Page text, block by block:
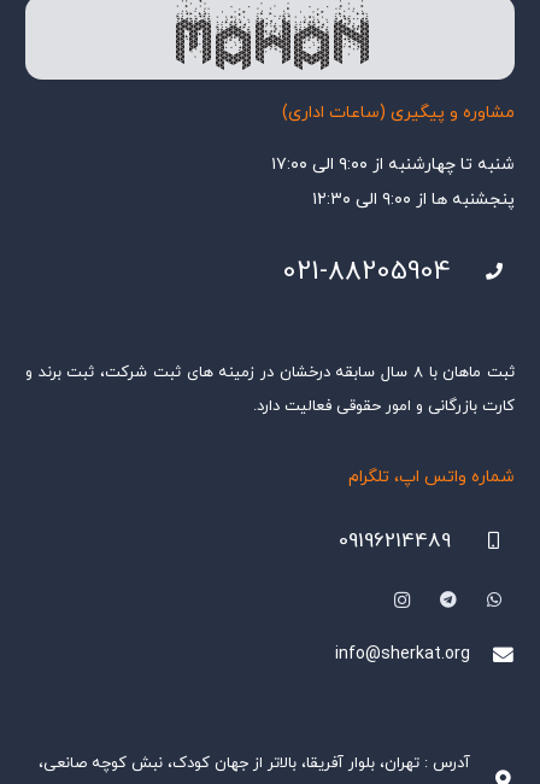
مشاوره و پیگیری (ساعات اداری)
شنبه تا چهارشنبه از ۹:۰۰ الی ۱۷:۰۰
پنجشنبه ها از ۹:۰۰ الی ۱۲:۳۰
021-88205904
ثبت ماهان با ۸ سال سابقه درخشان در زمینه های ثبت شرکت، ثبت برند و
کارت بازرگانی و امور حقوقی فعالیت دارد.
شماره واتس اپ، تلگرام
09196214489
info@sherkat.org
آدرس : تهران، بلوار آفریقا، بالاتر از جهان کودک، نبش کوچه صانعی،